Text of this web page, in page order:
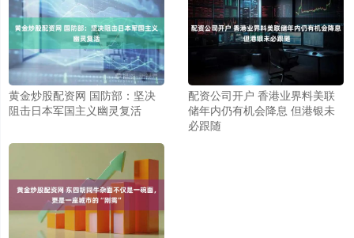
黄金炒股配资网 国防部：坚决
阻击日本军国主义幽灵复活
配资公司开户 香港业界料美联
储年内仍有机会降息 但港银未
必跟随